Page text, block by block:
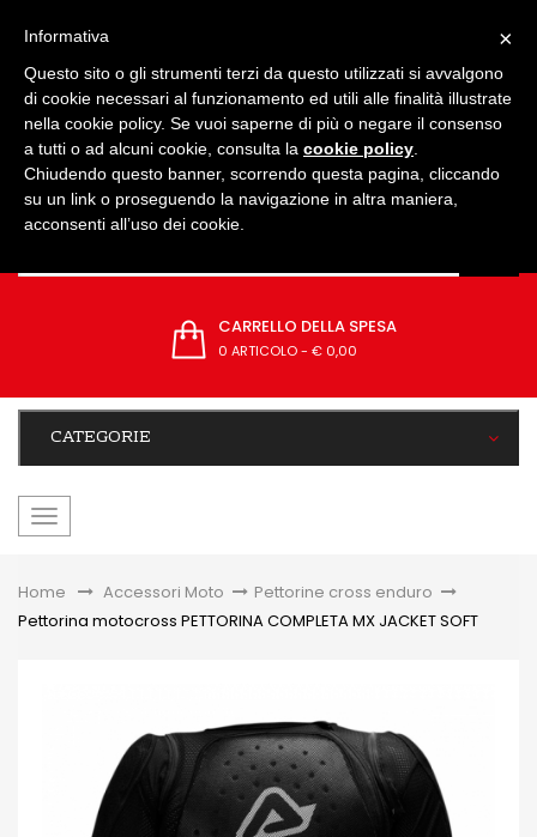
CARRELLO DELLA SPESA
0 ARTICOLO- € 0,00
CATEGORIE
navigazione
Home &gt;Accessori Moto > Pettorine cross enduro >
Pettorina motocross PETTORINA COMPLETA MX JACKET SOFT
×
Informativa
Questo sito o gli strumenti terzi da questo utilizzati si avvalgono
di cookie necessari al funzionamento ed utili alle finalità illustrate
nella cookie policy. Se vuoi saperne di più o negare il consenso
a tutti o ad alcuni cookie, consulta la cookie policy
Chiudendo questo banner, scorrendo questa pagina, cliccando
su un link o proseguendo la navigazione in altra maniera,
acconsenti all’uso dei cookie.